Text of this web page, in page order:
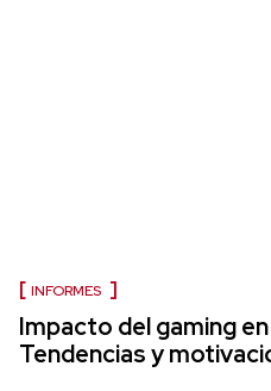
INFORMES
Impacto del gaming
Tendencias y